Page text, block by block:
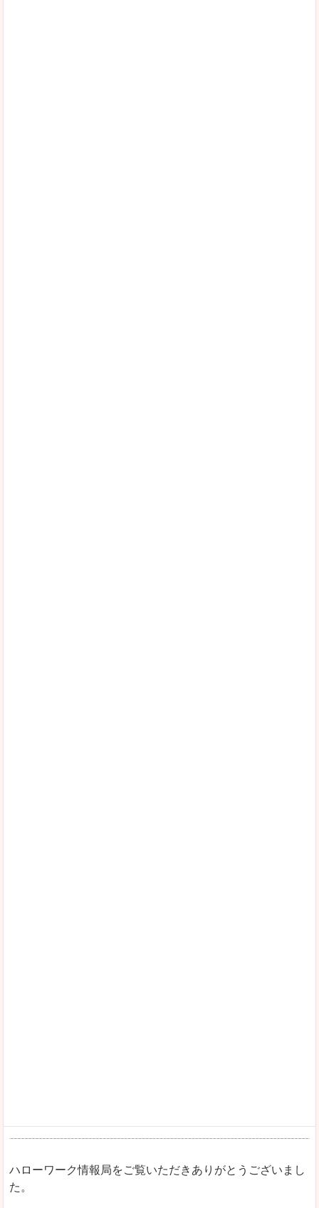
ハローワーク情報局をご覧いただきありがとうございまし
た。